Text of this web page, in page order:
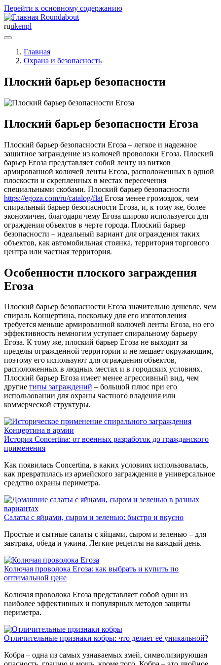
Перейти к основному содержанию
Roundabout
ruukenpl
Главная
Охрана и безопасность
Плоский барьер безопасности
Плоский барьер безопасности Егоза
Плоский барьер безопасности Егоза – легкое и надежное
защитное заграждение из колючей проволоки Егоза. Плоский
барьер Егоза представляет собой ленту из витков
армированной колючей ленты Егоза, расположенных в одной
плоскости и скрепленных в местах пересечения
специальными скобами. Плоский барьер безопасности
https://egoza.com/ru/catalog/flat Егоза менее громоздок, чем
спиральный барьер безопасности Егоза, и, к тому же, более
экономичен, благодаря чему Егоза широко используется для
ограждения объектов в черте города. Плоский барьер
безопасности – идеальный вариант для ограждения таких
объектов, как автомобильная стоянка, территория торгового
центра или частная территория.
Особенности плоского заграждения
Егоза
Плоский барьер безопасности Егоза значительно дешевле, чем
спираль Концертина, поскольку для его изготовления
требуется меньше армированной колючей ленты Егоза, но его
эффективность немногим уступает спиральному барьеру
Егоза. К тому же, плоский барьер Егоза не выходит за
пределы огражденной территории и не мешает окружающим,
поэтому его используют для ограждения объектов,
расположенных в людных местах и в городских условиях.
Плоский барьер Егоза имеет менее агрессивный вид, чем
другие типы заграждений – большой плюс при его
использовании для охраны частного владения или
коммерческой структуры.
История Concertina: от военных разработок до гражданского
применения
Как появилась Concertina, в каких условиях использовалась,
как превратилась из армейского заграждения в универсальное
средство охраны периметра.
Салаты с яйцами, сыром и зеленью: быстро и вкусно
Простые и сытные салаты с яйцами, сыром и зеленью – для
завтрака, обеда и ужина. Легкие рецепты на каждый день.
Колючая проволока Егоза: как выбрать и купить по
оптимальной цене
Колючая проволока Егоза представляет собой один из
наиболее эффективных и популярных методов защиты
периметра.
Отличительные признаки кобры: что делает её уникальной?
Кобра – одна из самых узнаваемых змей, символизирующая